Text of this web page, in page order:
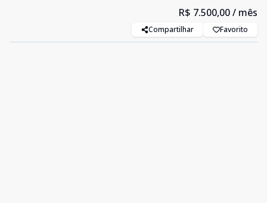
R$ 7.500,00/ mês
Compartilhar Favorito